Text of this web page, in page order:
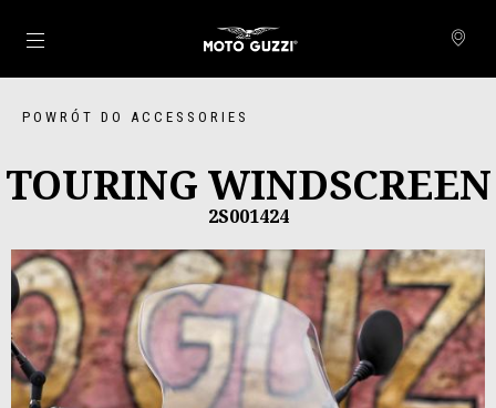
Idź do strony głównej
POWRÓT DO ACCESSORIES
TOURING WINDSCREEN
2S001424